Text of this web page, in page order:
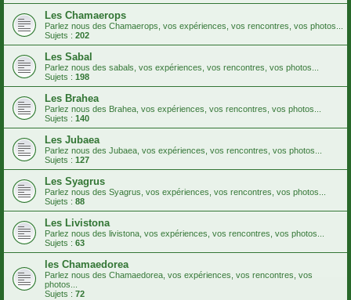
Les Chamaerops
Parlez nous des Chamaerops, vos expériences, vos rencontres, vos photos...
Sujets : 202
Les Sabal
Parlez nous des sabals, vos expériences, vos rencontres, vos photos...
Sujets : 198
Les Brahea
Parlez nous des Brahea, vos expériences, vos rencontres, vos photos...
Sujets : 140
Les Jubaea
Parlez nous des Jubaea, vos expériences, vos rencontres, vos photos...
Sujets : 127
Les Syagrus
Parlez nous des Syagrus, vos expériences, vos rencontres, vos photos...
Sujets : 88
Les Livistona
Parlez nous des livistona, vos expériences, vos rencontres, vos photos...
Sujets : 63
les Chamaedorea
Parlez nous des Chamaedorea, vos expériences, vos rencontres, vos
photos...
Sujets : 72